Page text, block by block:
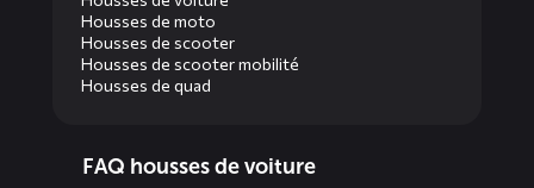
Housses de moto
Housses de scooter
Housses de scooter mobilité
Housses de quad
menusFAQ housses de voiture